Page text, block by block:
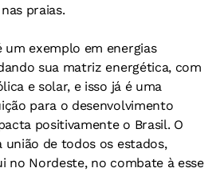
praias.
um exemplo em energias
sua matriz energética, com
e solar, e isso já é uma
para o desenvolvimento
positivamente o Brasil. O
união de todos os estados,
no Nordeste, no combate à esse